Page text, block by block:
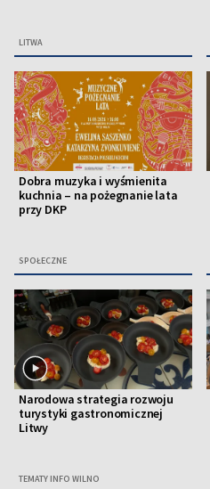
LITWA
Dobra muzyka i wyśmienita
kuchnia – na pożegnanie lata
przy DKP
SPOŁECZNE
Narodowa strategia rozwoju
turystyki gastronomicznej
Litwy
TEMATY INFO WILNO